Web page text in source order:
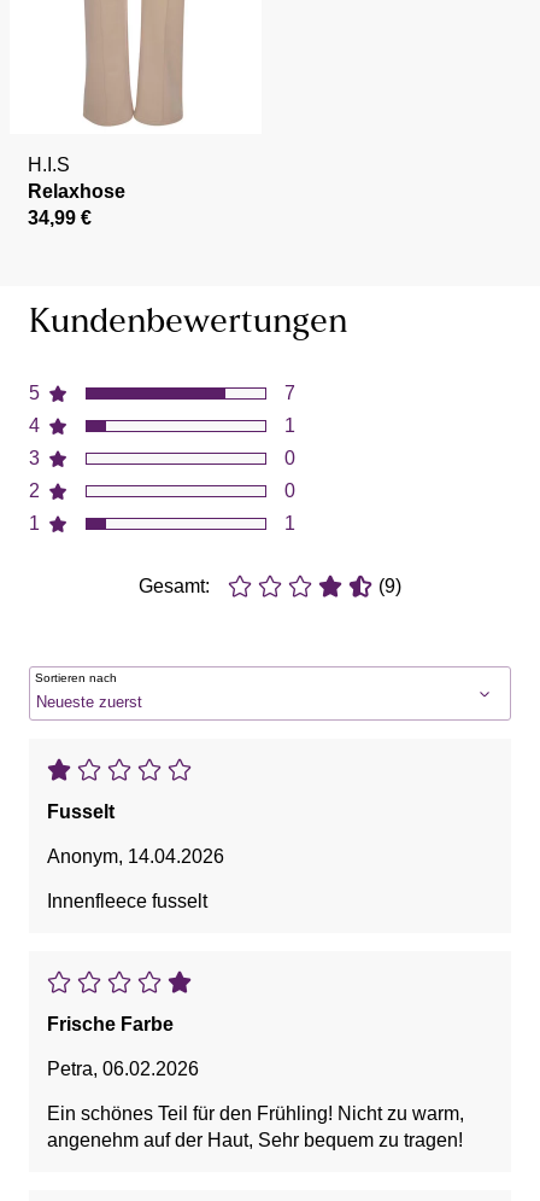
H.I.S
Relaxhose
34,99 €
Kundenbewertungen
5
4
3
2
1
7
1
0
0
1
Gesamt: (9)
Sortieren nach
Fusselt
Anonym, 14.04.2026
Innenfleece fusselt
Frische Farbe
Petra, 06.02.2026
Ein schönes Teil für den Frühling! Nicht zu warm,
angenehm auf der Haut, Sehr bequem zu tragen!